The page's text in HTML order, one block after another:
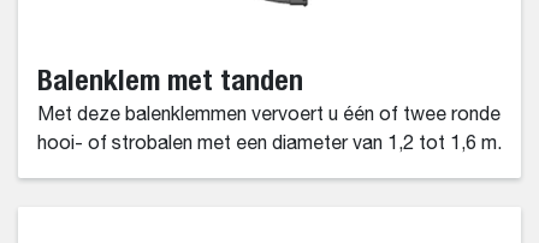
Balenklem met tanden
Met deze balenklemmen vervoert u één of twee ronde
hooi- of strobalen met een diameter van 1,2 tot 1,6 m.